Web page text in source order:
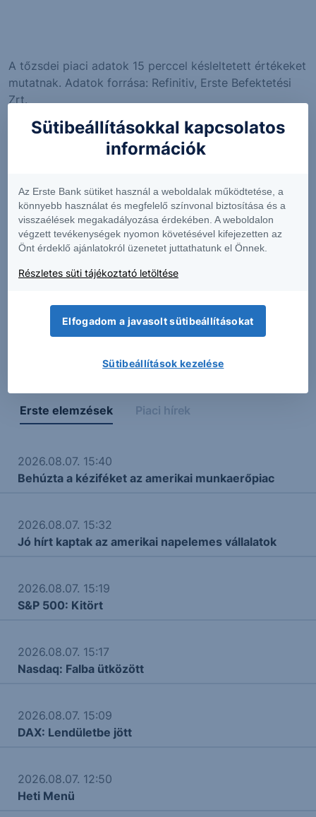
A tőzsdei piaci adatok 15 perccel késleltetett értékeket
mutatnak. Adatok forrása: Refinitiv, Erste Befektetési
Zrt.
Az "Árjegyzői vételi ár" és az "Árjegyzői eladási ár"
értékek megfelelnek a legjobb árjegyzői ajánlatoknak,
és közel valós időben jelennek meg. A napi változás
utolsó árjegyzői vételi árának különbségét mutatják.
Figyelem! Jelen információs oldalon közölt alaptermék
árfolyamok és az ebből számított tőkeáttétel nem
valós idejűek, csak információs céllal kerülnek
legkésőbb az eseményt követő napon kerülnek
A táblázatokban és a grafikonon megjelenő adatok,
adatszolgáltatási, vagy más technikai okokból eredő
Erste elemzések Piaci hírek
2026.08.07. 15:40
Behúzta a kéziféket az amerikai munkaerőpiac
2026.08.07. 15:32
Jó hírt kaptak az amerikai napelemes vállalatok
2026.08.07. 15:19
S&P 500: Kitört
2026.08.07. 15:17
Nasdaq: Falba ütközött
2026.08.07. 15:09
DAX: Lendületbe jött
2026.08.07. 12:50
Heti Menü
Sütibeállításokkal kapcsolatos
információk
Az Erste Bank sütiket használ a weboldalak működtetése, a
könnyebb használat és megfelelő színvonal biztosítása és a
visszaélések megakadályozása érdekében. A weboldalon
végzett tevékenységek nyomon követésével kifejezetten az
Önt érdeklő ajánlatokról üzenetet juttathatunk el Önnek.
Részletes süti tájékoztató letöltése
Elfogadom a javasolt sütibeállításokat
Sütibeállítások kezelése